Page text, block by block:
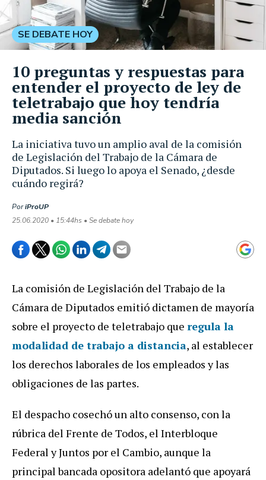
La iniciativa tuvo un amplio aval de la comisión
de Legislación del Trabajo de la Cámara de
Diputados. Si luego lo apoya el Senado, ¿desde
cuándo regirá?
PoriProUP
25.06.2020 • 15:44hs • Se debate hoy
SE DEBATE HOY
10 preguntas y respuestas para
entender el proyecto de ley de
teletrabajo que hoy tendría
media sanción
La comisión de Legislación del Trabajo de la
Cámara de Diputados emitió dictamen de mayoría
sobre el proyecto de teletrabajo que regula la
modalidad de trabajo a distancia, al establecer
los derechos laborales de los empleados y las
obligaciones de las partes.
El despacho cosechó un alto consenso, con la
rúbrica del Frente de Todos, el Interbloque
Federal y Juntos por el Cambio, aunque la
principal bancada opositora adelantó que apoyará